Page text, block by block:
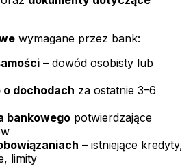
wymagane przez bank:
– dowód osobisty lub
dochodach za ostatnie 3–6
bankowego potwierdzające
– istniejące kredyty,
limity